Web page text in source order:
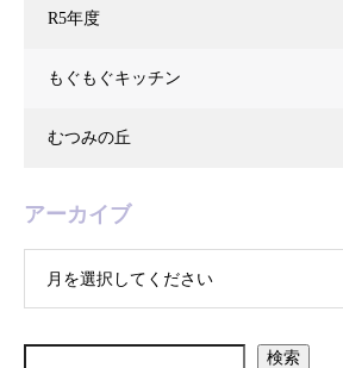
R5年度
もぐもぐキッチン
むつみの丘
アーカイブ
月を選択してください
検索